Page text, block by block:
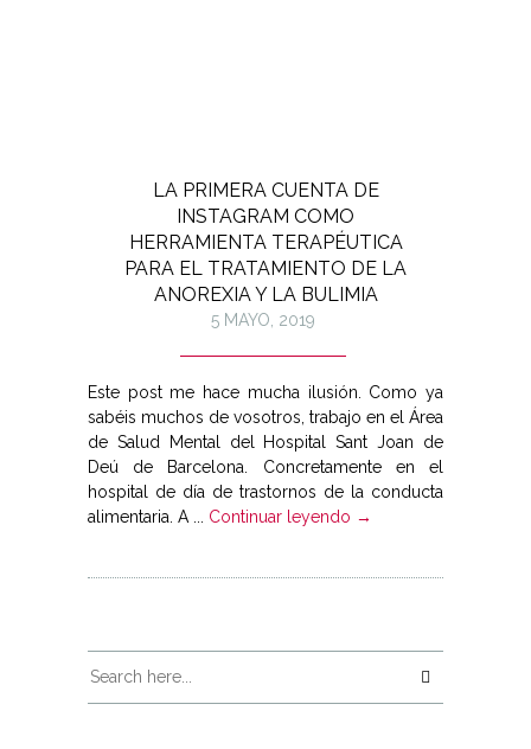
LA PRIMERA CUENTA DE
INSTAGRAM COMO
HERRAMIENTA TERAPÉUTICA
PARA EL TRATAMIENTO DE LA
ANOREXIA Y LA BULIMIA
5 MAYO, 2019
Este post me hace mucha ilusión. Como ya
sabéis muchos de vosotros, trabajo en el Área
de Salud Mental del Hospital Sant Joan de
Deú de Barcelona. Concretamente en el
hospital de día de trastornos de la conducta
alimentaria. A ... Continuar leyendo →